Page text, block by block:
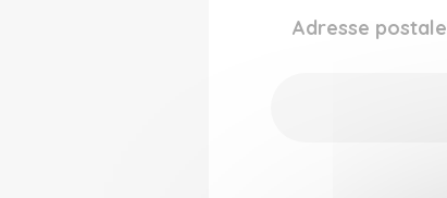
Adresse postale